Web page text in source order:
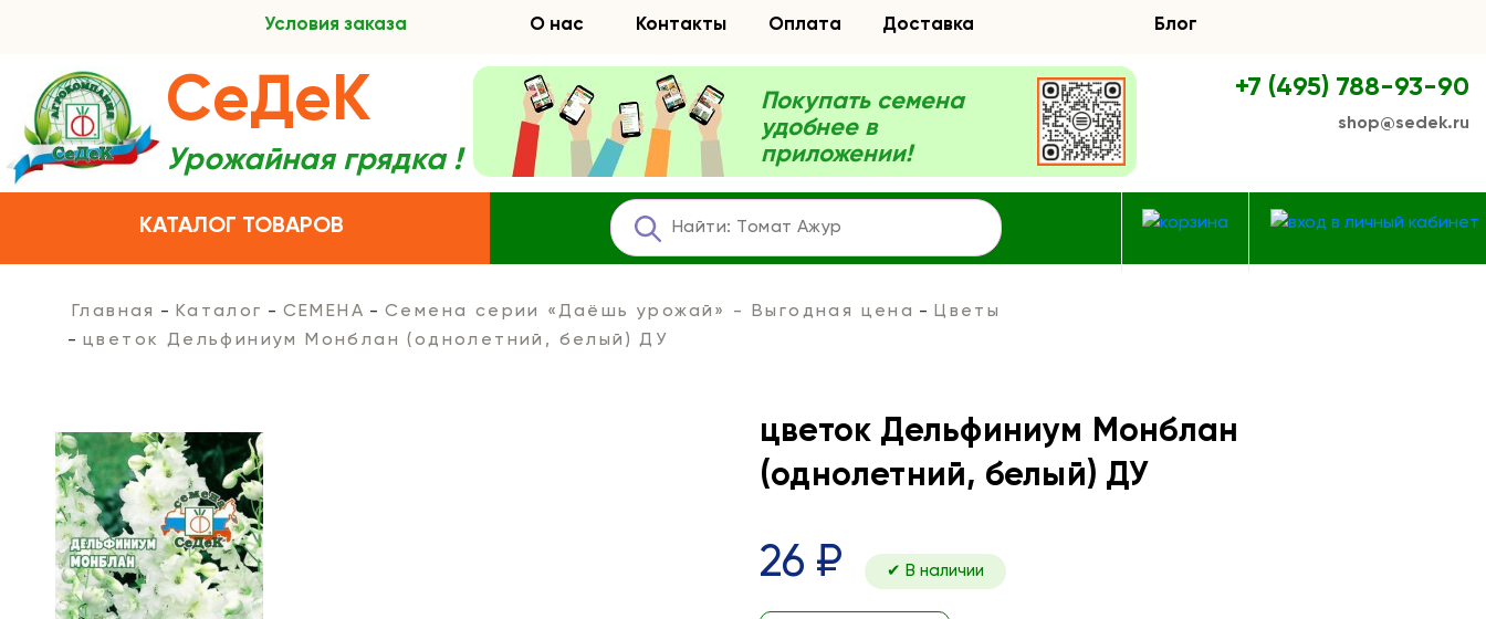
Условия заказа О нас Контакты Оплата Доставка Блог
КАТАЛОГ ТОВАРОВ
СеДеК
Урожайная грядка !
Покупать семена
удобнее в
приложении!
+7 (495) 788-93-90
shop@sedek.ru
Главная Каталог СЕМЕНА Семена серии «Даёшь урожай» - Выгодная цена
Цветы
цветок Дельфиниум Монблан (однолетний, белый) ДУ
цветок Дельфиниум Монблан
(однолетний, белый) ДУ
26 ₽ ✔ В наличии